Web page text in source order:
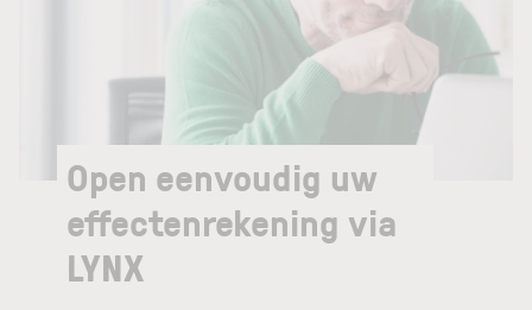
Open eenvoudig uw
effectenrekening via
LYNX